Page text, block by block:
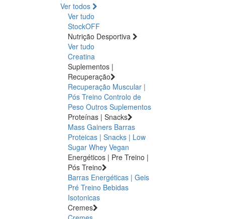
Ver todos
Ver tudo
StockOFF
Nutrição Desportiva
Ver tudo
Creatina
Suplementos |
Recuperação
Recuperação Muscular |
Pós Treino Controlo de
Peso Outros Suplementos
Proteínas | Snacks
Mass Gainers Barras
Proteicas | Snacks | Low
Sugar Whey Vegan
Energéticos | Pre Treino |
Pós Treino
Barras Energéticas | Geis
Pré Treino Bebidas
Isotonicas
Cremes